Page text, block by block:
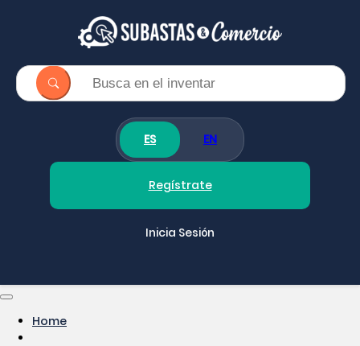
ES EN
Regístrate
Inicia Sesión
Home